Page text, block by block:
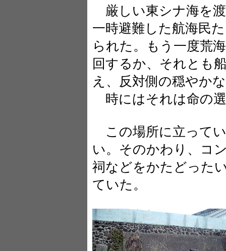
厳しい東シナ海を
一時避難した航海民
られた。もう一度荒
回するか、それとも
え、反対側の穏やか
時にはそれは命の
この場所に立って
い。そのかわり、コ
祠などをかたどった
ていた。